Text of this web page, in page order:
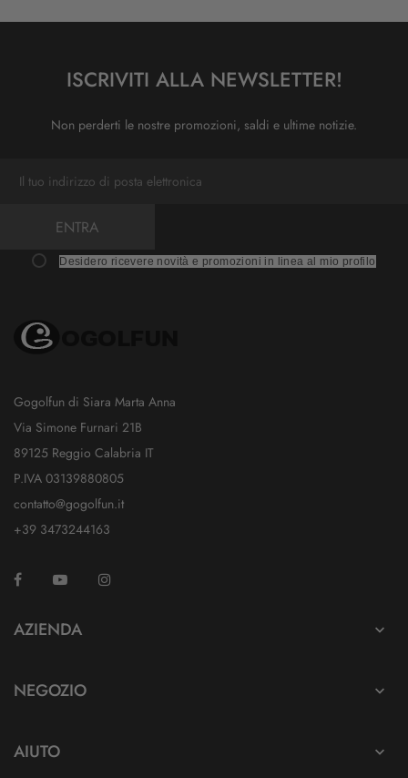
ISCRIVITI ALLA NEWSLETTER!
Non perderti le nostre promozioni, saldi e ultime notizie.
ENTRA
Desidero ricevere novità e promozioni in linea al mio profilo
Gogolfun di Siara Marta Anna
Via Simone Furnari 21B
89125 Reggio Calabria IT
P.IVA 03139880805
contatto@gogolfun.it
+39 3473244163
Facebook YouTube
AZIENDA 
NEGOZIO 
AIUTO 